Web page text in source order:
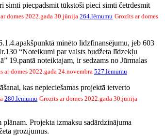
simti piecpadsmit tūkstoši pieci simti četrdesmit
domes 2022.gada 30.jūnija 264.lēmumu Grozīts ar domes
minēto līdzfinansējumu, jeb 603
“Noteikumi par valsts budžeta līdzekļu
19.pantā noteiktajam, ir sedzams no Jūrmalas
ar domes 2022.gada 24.novembra 527.lēmumu
kas nepieciešamas projektā ietverto
280.lēmumu Grozīts ar domes 2022.gada 30.jūnija
Projekta izmaksu sadārdzinājuma
grozījumus.